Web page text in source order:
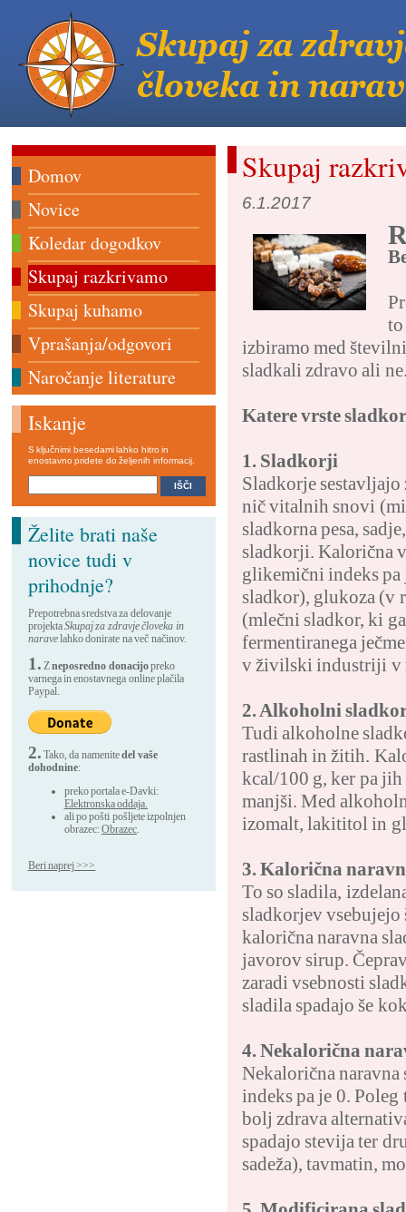
Skupaj
6.1.2017
izbiramo med
sladkali zdravo ali
Katere vrste
1. Sladkorji
Sladkorje
nič vitalnih snovi
sladkorna pesa,
sladkorji. Kalorična
glikemični indeks
sladkor), glukoza (v
(mlečni sladkor, ki
fermentiranega
v živilski industriji v
2. Alkoholni
Tudi alkoholne
rastlinah in žitih.
kcal/100 g, ker pa
manjši. Med
izomalt, lakititol in
3. Kalorična
To so sladila,
sladkorjev
kalorična naravna
javorov sirup.
zaradi vsebnosti
sladila spadajo še
4. Nekalorična
Nekalorična
indeks pa je 0.
bolj zdrava
spadajo stevija ter
sadeža), tavmatin,
Domov
Novice
Koledar dogodkov
Skupaj razkrivamo
Skupaj kuhamo
Vprašanja/odgovori
Naročanje literature
Iskanje
S ključnimi besedami lahko hitro in
enostavno pridete do željenih informacij.
Želite brati naše
novice tudi v
prihodnje?
Prepotrebna sredstva za delovanje
projektaSkupaj za zdravje človeka in
naravelahko donirate na več načinov.
1. Zneposredno donacijopreko
varnega in enostavnega online plačila
Paypal.
2. Tako, da namenitedel vaše
dohodnine:
preko portala e-Davki:
Elektronska oddaja.
ali po pošti pošljete izpolnjen
obrazec:Obrazec.
Beri naprej >>>